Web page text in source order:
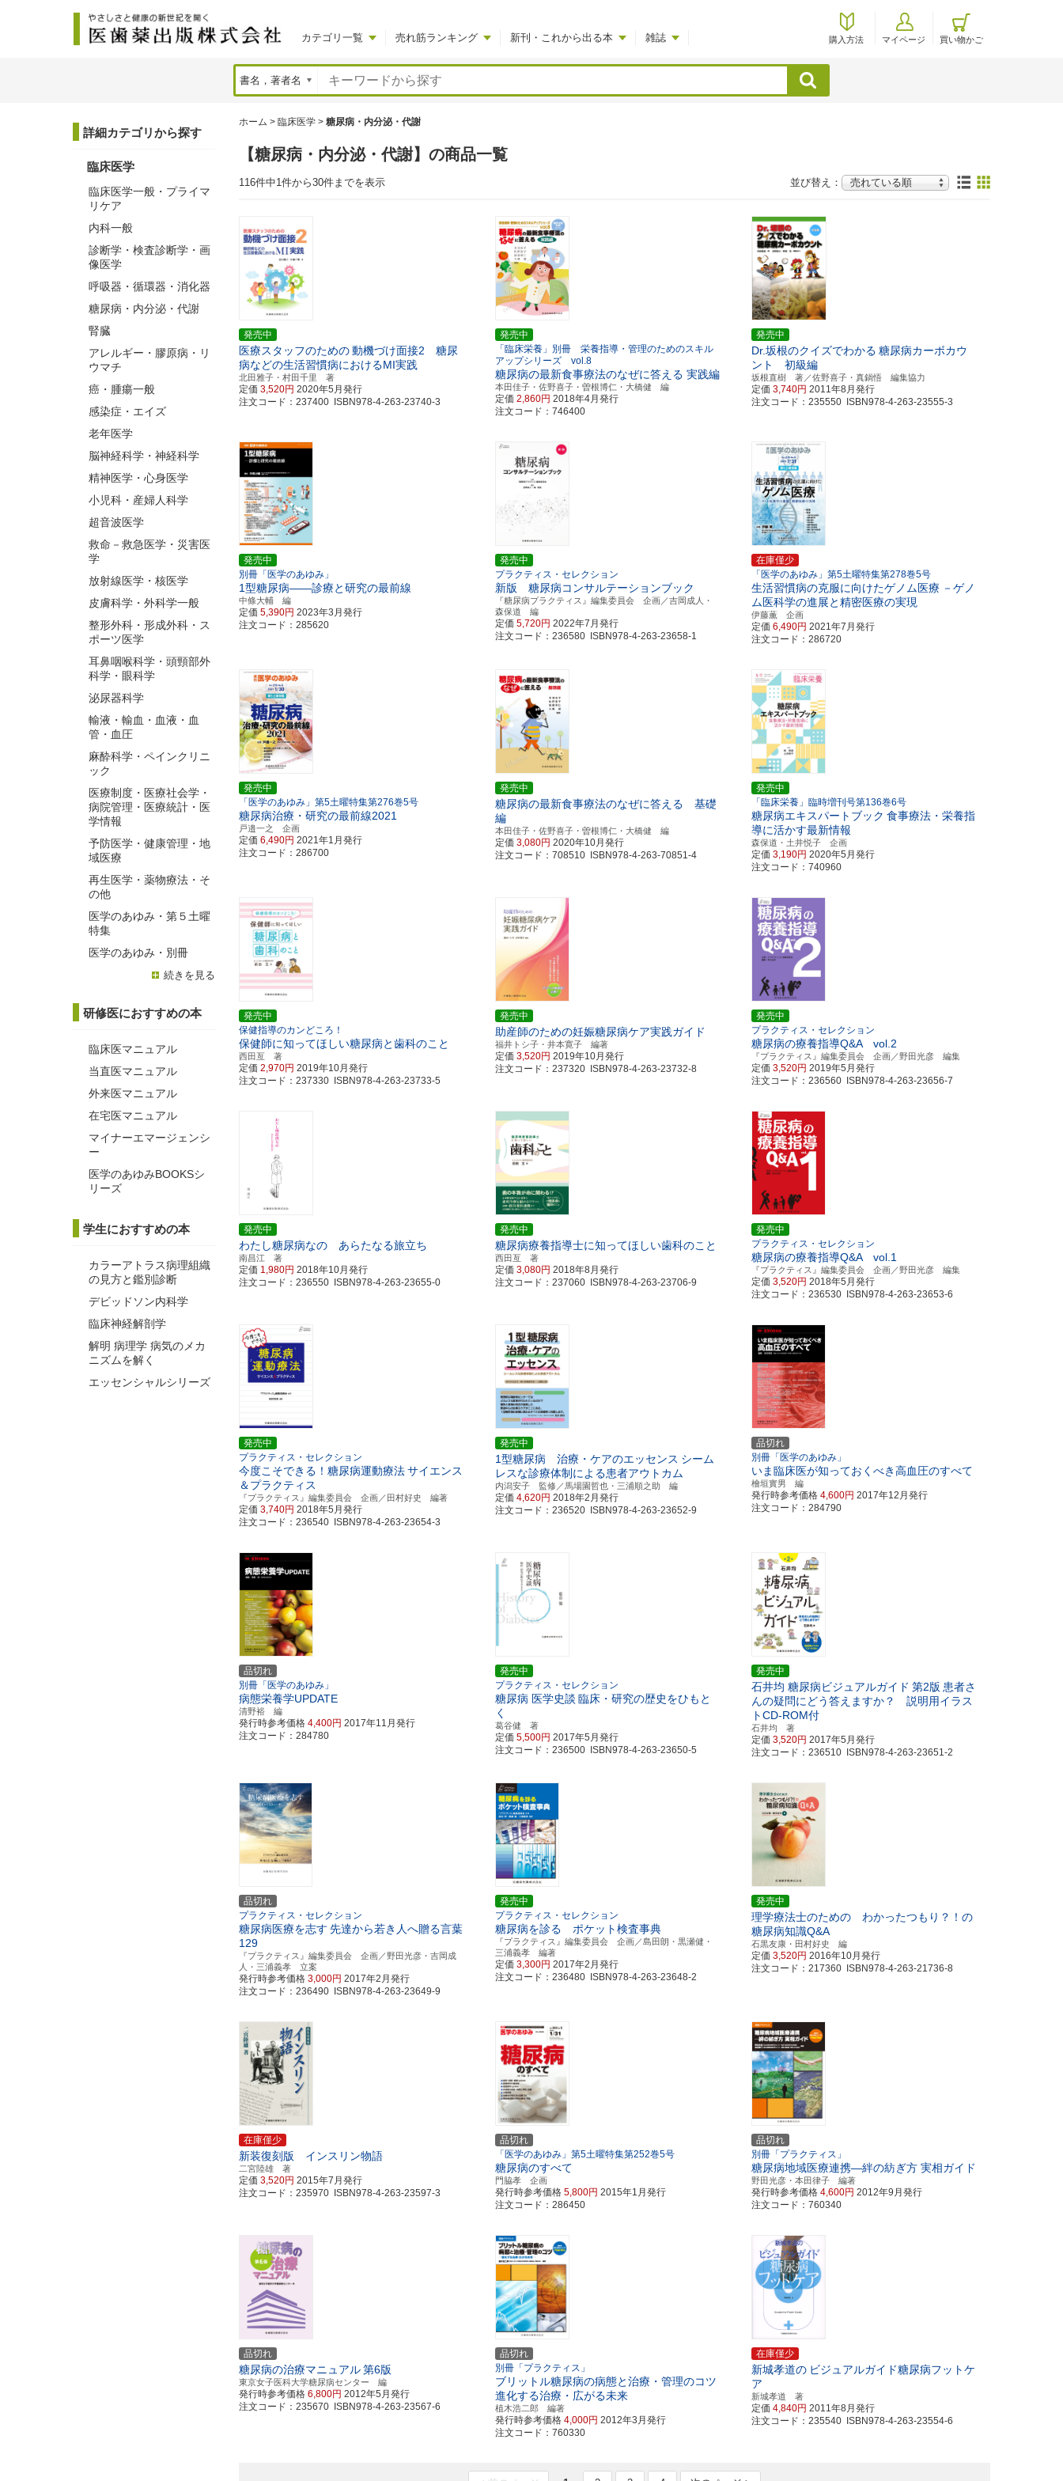
カテゴリ一覧 売れ筋ランキング 新刊・これから出る本 雑誌 購入方法 マイページ 買い物かご
検索
ホーム > 臨床医学 > 糖尿病・内分泌・代謝
【糖尿病・内分泌・代謝】の商品一覧
116件中1件から30件までを表示 並び替え：
発売中
医療スタッフのための動機づけ面接2 糖尿
病などの生活習慣病におけるMI実践
北田雅子・村田千里 著
定価 3,520円 2020年5月発行
注文コード：237400 ISBN978-4-263-23740-3
発売中
「臨床栄養」別冊 栄養指導・管理のためのスキル
アップシリーズ vol.8
糖尿病の最新食事療法のなぜに答える 実践編
本田佳子・佐野喜子・曽根博仁・大橋健 編
定価2,860円 2018年4月発行
注文コード：746400
発売中
Dr.坂根のクイズでわかる 糖尿病カーボカウ
ント 初級編
坂根直樹 著／佐野喜子・真鍋悟 編集協力
定価3,740円 2011年8月発行
注文コード：235550 ISBN978-4-263-23555-3
発売中
別冊「医学のあゆみ」
1型糖尿病――診療と研究の最前線
中條大輔 編
定価 5,390円 2023年3月発行
注文コード：285620
発売中
プラクティス・セレクション
新版 糖尿病コンサルテーションブック
『糖尿病プラクティス』編集委員会 企画／吉岡成人・
森保道 編
定価5,720円 2022年7月発行
注文コード：236580 ISBN978-4-263-23658-1
在庫僅少
「医学のあゆみ」第5土曜特集第278巻5号
生活習慣病の克服に向けたゲノム医療 －ゲノ
ム医科学の進展と精密医療の実現
伊藤薫 企画
定価6,490円 2021年7月発行
注文コード：286720
発売中
「医学のあゆみ」第5土曜特集第276巻5号
糖尿病治療・研究の最前線2021
戸邉一之 企画
定価 6,490円 2021年1月発行
注文コード：286700
発売中
糖尿病の最新食事療法のなぜに答える 基礎
編
本田佳子・佐野喜子・曽根博仁・大橋健 編
定価3,080円 2020年10月発行
注文コード：708510 ISBN978-4-263-70851-4
発売中
「臨床栄養」臨時増刊号第136巻6号
糖尿病エキスパートブック 食事療法・栄養指
導に活かす最新情報
森保道・土井悦子 企画
定価3,190円 2020年5月発行
注文コード：740960
発売中
保健指導のカンどころ！
保健師に知ってほしい糖尿病と歯科のこと
西田亙 著
定価 2,970円 2019年10月発行
注文コード：237330 ISBN978-4-263-23733-5
発売中
助産師のための妊娠糖尿病ケア実践ガイド
福井トシ子・井本寛子 編著
定価3,520円 2019年10月発行
注文コード：237320 ISBN978-4-263-23732-8
発売中
プラクティス・セレクション
糖尿病の療養指導Q&A vol.2
『プラクティス』編集委員会 企画／野田光彦 編集
定価3,520円 2019年5月発行
注文コード：236560 ISBN978-4-263-23656-7
発売中
わたし糖尿病なの あらたなる旅立ち
南昌江 著
定価 1,980円 2018年10月発行
注文コード：236550 ISBN978-4-263-23655-0
発売中
糖尿病療養指導士に知ってほしい歯科のこと
西田亙 著
定価3,080円 2018年8月発行
注文コード：237060 ISBN978-4-263-23706-9
発売中
プラクティス・セレクション
糖尿病の療養指導Q&A vol.1
『プラクティス』編集委員会 企画／野田光彦 編集
定価3,520円 2018年5月発行
注文コード：236530 ISBN978-4-263-23653-6
発売中
プラクティス・セレクション
今度こそできる！糖尿病運動療法サイエンス
＆プラクティス
『プラクティス』編集委員会 企画／田村好史 編著
定価 3,740円 2018年5月発行
注文コード：236540 ISBN978-4-263-23654-3
発売中
1型糖尿病 治療・ケアのエッセンス シーム
レスな診療体制による患者アウトカム
内潟安子 監修／馬場園哲也・三浦順之助 編
定価4,620円 2018年2月発行
注文コード：236520 ISBN978-4-263-23652-9
品切れ
別冊「医学のあゆみ」
いま臨床医が知っておくべき高血圧のすべて
檜垣實男 編
発行時参考価格4,600円 2017年12月発行
注文コード：284790
品切れ
別冊「医学のあゆみ」
病態栄養学UPDATE
清野裕 編
発行時参考価格 4,400円 2017年11月発行
注文コード：284780
発売中
プラクティス・セレクション
糖尿病 医学史談 臨床・研究の歴史をひもと
く
葛谷健 著
定価5,500円 2017年5月発行
注文コード：236500 ISBN978-4-263-23650-5
発売中
石井均 糖尿病ビジュアルガイド 第2版 患者さ
んの疑問にどう答えますか？ 説明用イラス
トCD-ROM付
石井均 著
定価3,520円 2017年5月発行
注文コード：236510 ISBN978-4-263-23651-2
品切れ
プラクティス・セレクション
糖尿病医療を志す 先達から若き人へ贈る言葉
129
『プラクティス』編集委員会 企画／野田光彦・吉岡成
人・三浦義孝 立案
発行時参考価格 3,000円 2017年2月発行
注文コード：236490 ISBN978-4-263-23649-9
発売中
プラクティス・セレクション
糖尿病を診る ポケット検査事典
『プラクティス』編集委員会 企画／島田朗・黒瀬健・
三浦義孝 編著
定価3,300円 2017年2月発行
注文コード：236480 ISBN978-4-263-23648-2
発売中
理学療法士のための わかったつもり？！の
糖尿病知識Q&A
石黒友康・田村好史 編
定価3,520円 2016年10月発行
注文コード：217360 ISBN978-4-263-21736-8
在庫僅少
新装復刻版 インスリン物語
二宮陸雄 著
定価 3,520円 2015年7月発行
注文コード：235970 ISBN978-4-263-23597-3
品切れ
「医学のあゆみ」第5土曜特集第252巻5号
糖尿病のすべて
門脇孝 企画
発行時参考価格5,800円 2015年1月発行
注文コード：286450
品切れ
別冊「プラクティス」
糖尿病地域医療連携―絆の紡ぎ方 実相ガイド
野田光彦・本田律子 編著
発行時参考価格4,600円 2012年9月発行
注文コード：760340
品切れ
糖尿病の治療マニュアル第6版
東京女子医科大学糖尿病センター 編
発行時参考価格 6,800円 2012年5月発行
注文コード：235670 ISBN978-4-263-23567-6
品切れ
別冊「プラクティス」
ブリットル糖尿病の病態と治療・管理のコツ
進化する治療・広がる未来
植木浩二郎 編著
発行時参考価格4,000円 2012年3月発行
注文コード：760330
在庫僅少
新城孝道の ビジュアルガイド糖尿病フットケ
ア
新城孝道 著
定価4,840円 2011年8月発行
注文コード：235540 ISBN978-4-263-23554-6
詳細カテゴリから探す
臨床医学
臨床医学一般・プライマ
リケア
内科一般
診断学・検査診断学・画
像医学
呼吸器・循環器・消化器
糖尿病・内分泌・代謝
腎臓
アレルギー・膠原病・リ
ウマチ
癌・腫瘍一般
感染症・エイズ
老年医学
脳神経科学・神経科学
精神医学・心身医学
小児科・産婦人科学
超音波医学
救命－救急医学・災害医
学
放射線医学・核医学
皮膚科学・外科学一般
整形外科・形成外科・ス
ポーツ医学
耳鼻咽喉科学・頭頸部外
科学・眼科学
泌尿器科学
輸液・輸血・血液・血
管・血圧
麻酔科学・ペインクリニ
ック
医療制度・医療社会学・
病院管理・医療統計・医
学情報
予防医学・健康管理・地
域医療
再生医学・薬物療法・そ
の他
医学のあゆみ・第５土曜
特集
医学のあゆみ・別冊
続きを見る
研修医におすすめの本
臨床医マニュアル
当直医マニュアル
外来医マニュアル
在宅医マニュアル
マイナーエマージェンシ
ー
医学のあゆみBOOKSシ
リーズ
学生におすすめの本
カラーアトラス病理組織
の見方と鑑別診断
デビッドソン内科学
臨床神経解剖学
解明 病理学 病気のメカ
ニズムを解く
エッセンシャルシリーズ